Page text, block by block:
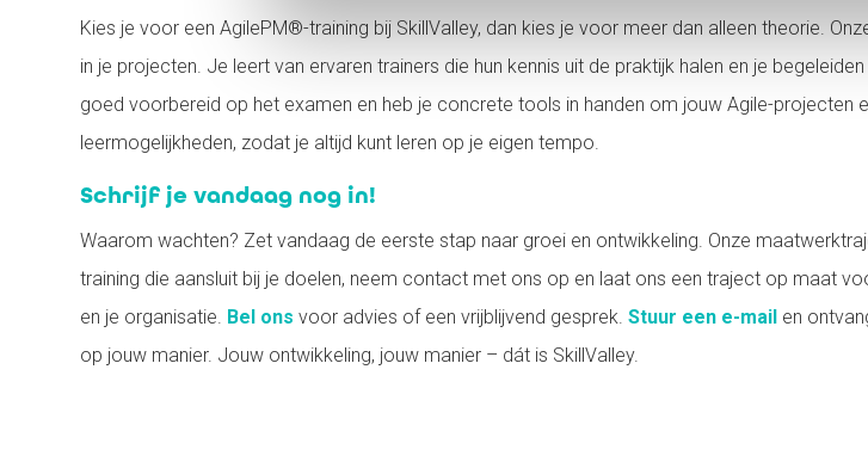
Kies je voor een AgilePM®-training bij SkillValley, dan kies je voor meer dan alleen theorie.
in je projecten. Je leert van ervaren trainers die hun kennis uit de praktijk halen en je
goed voorbereid op het examen en heb je concrete tools in handen om jouw Agile-projecten
leermogelijkheden, zodat je altijd kunt leren op je eigen tempo.
Schrijf je vandaag nog in!
Waarom wachten? Zet vandaag de eerste stap naar groei en ontwikkeling. Onze
training die aansluit bij je doelen, neem contact met ons op en laat ons een traject op maat
en je organisatie. Bel ons voor advies of een vrijblijvend gesprek.Stuur een e-mail en
op jouw manier. Jouw ontwikkeling, jouw manier – dát is SkillValley.